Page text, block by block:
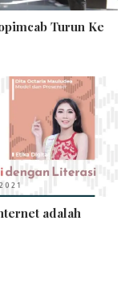
Turun Ke
adalah